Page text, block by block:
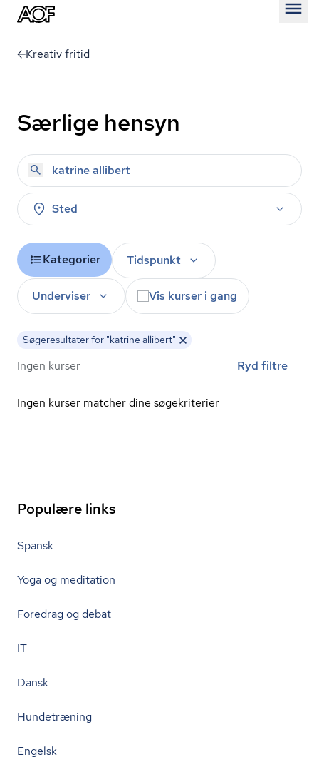
Kreativ fritid
Særlige hensyn
Sted
Kategorier Tidspunkt
Underviser Vis kurser i gang
Søgeresultater for "katrine allibert"
Ingen kurser Ryd filtre
Ingen kurser matcher dine søgekriterier
Populære links
Spansk
Yoga og meditation
Foredrag og debat
IT
Dansk
Hundetræning
Engelsk